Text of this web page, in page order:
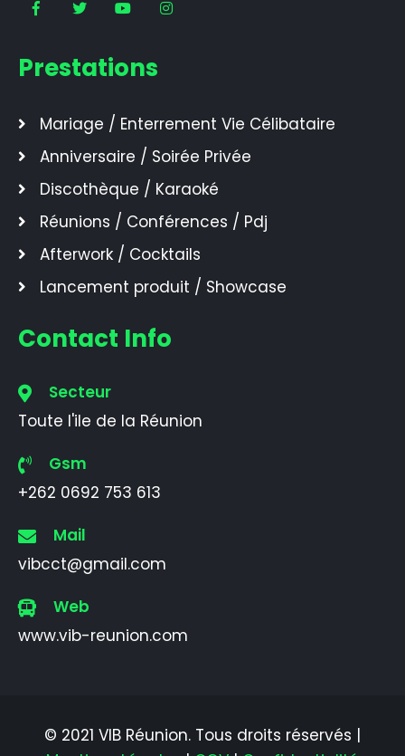
Prestations
Mariage / Enterrement Vie Célibataire
Anniversaire / Soirée Privée
Discothèque / Karaoké
Réunions / Conférences / Pdj
Afterwork / Cocktails
Lancement produit / Showcase
Contact Info
Secteur
Toute l'ile de la Réunion
Gsm
+262 0692 753 613
Mail
vibcct@gmail.com
Web
www.vib-reunion.com
© 2021 VIB Réunion. Tous droits réservés |